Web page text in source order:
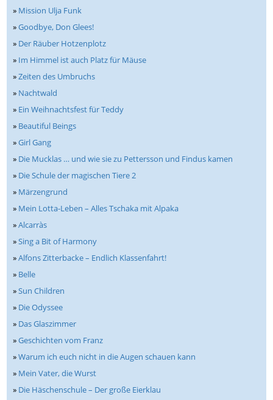
» Mission Ulja Funk
»Goodbye, Don Glees!
» Der Räuber Hotzenplotz
» Im Himmel ist auch Platz für Mäuse
»Zeiten des Umbruchs
» Nachtwald
» Ein Weihnachtsfest für Teddy
» Beautiful Beings
»Girl Gang
» Die Mucklas … und wie sie zu Pettersson und Findus kamen
» Die Schule der magischen Tiere 2
» Märzengrund
» Mein Lotta-Leben – Alles Tschaka mit Alpaka
»Alcarràs
»Sing a Bit of Harmony
»Alfons Zitterbacke – Endlich Klassenfahrt!
» Belle
»Sun Children
» Die Odyssee
» Das Glaszimmer
»Geschichten vom Franz
»Warum ich euch nicht in die Augen schauen kann
» Mein Vater, die Wurst
» Die Häschenschule – Der große Eierklau